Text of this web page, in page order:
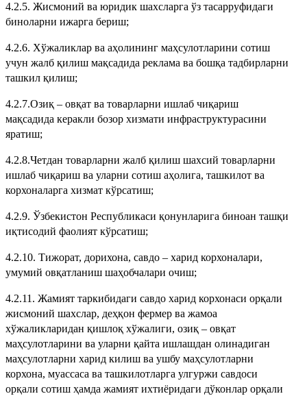
4.2.5. Жисмоний ва юридик шахсларга ўз тасарруфидаги
биноларни ижарга бериш;
4.2.6. Хўжаликлар ва аҳолининг маҳсулотларини сотиш
учун жалб қилиш мақсадида реклама ва бошқа тадбирларни
ташкил қилиш;
4.2.7.Озиқ – овқат ва товарларни ишлаб чиқариш
мақсадида керакли бозор хизмати инфраструктурасини
яратиш;
4.2.8.Четдан товарларни жалб қилиш шахсий товарларни
ишлаб чиқариш ва уларни сотиш аҳолига, ташкилот ва
корхоналарга хизмат кўрсатиш;
4.2.9. Ўзбекистон Республикаси қонунларига биноан ташқи
иқтисодий фаолият кўрсатиш;
4.2.10. Тижорат, дорихона, савдо – харид корхоналари,
умумий овқатланиш шаҳобчалари очиш;
4.2.11. Жамият таркибидаги савдо харид корхонаси орқали
жисмоний шахслар, деҳқон фермер ва жамоа
хўжаликларидан қишлоқ хўжалиги, озиқ – овқат
маҳсулотларини ва уларни қайта ишлашдан олинадиган
маҳсулотларни харид килиш ва ушбу маҳсулотларни
корхона, муассаса ва ташкилотларга улгуржи савдоси
орқали сотиш ҳамда жамият ихтиёридаги дўконлар орқали